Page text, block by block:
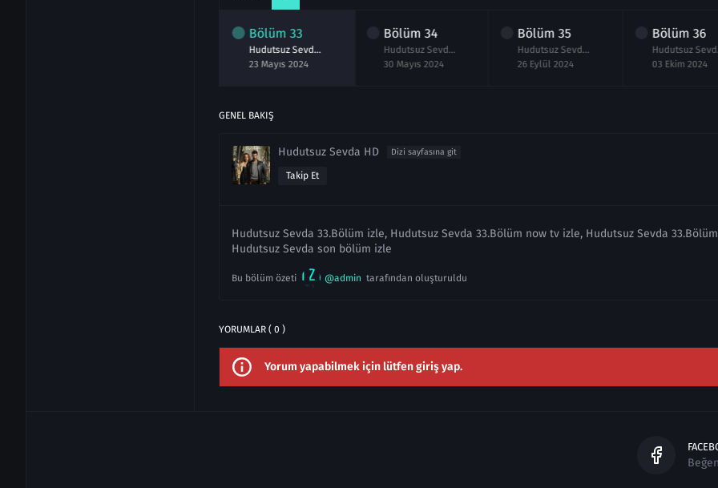
Bölüm33
Hudutsuz Sevda 33.Bölüm izle
23 Mayıs 2024
Bölüm34
Hudutsuz Sevda 34.Bölüm izle Sezon Finali
30 Mayıs 2024
Bölüm35
Hudutsuz Sevda 35.Bölüm izle
26 Eylül 2024
Bölüm36
03 Ekim 2024
GENEL BAKIŞ
Hudutsuz Sevda HD Dizi sayfasına git
Takip Et
Hudutsuz Sevda 33.Bölüm izle, Hudutsuz Sevda 33.Bölüm now tv izle, Hudutsuz Sevda
Hudutsuz Sevda son bölüm izle
Bu bölüm özeti @admin tarafından oluşturuldu
YORUMLAR ( 0 )
Yorum yapabilmek için lütfen giriş yap.
Beğen